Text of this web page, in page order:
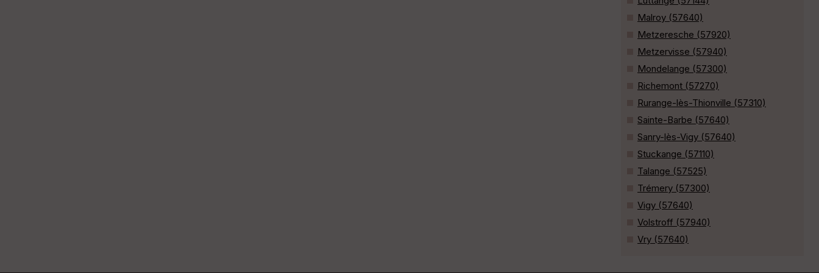
Malroy (57640)
Metzeresche (57920)
Metzervisse (57940)
Mondelange (57300)
Richemont (57270)
Rurange-lès-Thionville (57310)
Sainte-Barbe (57640)
Sanry-lès-Vigy (57640)
Stuckange (57110)
Talange (57525)
Trémery (57300)
Vigy (57640)
Volstroff (57940)
Vry (57640)